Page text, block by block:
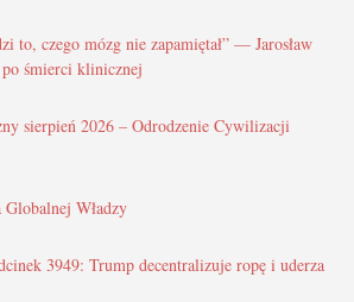
to, czego mózg nie zapamiętał” — Jarosław
śmierci klinicznej
sierpień 2026 – Odrodzenie Cywilizacji
Władzy
3949: Trump decentralizuje ropę i uderza